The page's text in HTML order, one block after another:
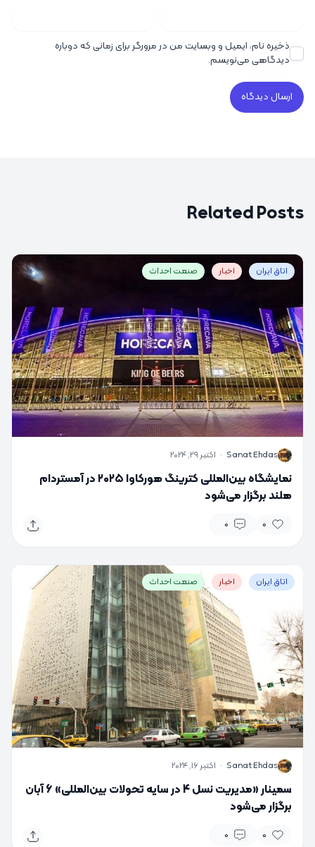
ذخیره نام، ایمیل و وبسایت من در مرورگر برای زمانی که دوباره
دیدگاهی می‌نویسم.
Related Posts
اتاق ایران اخبار صنعت احداث
S
Sanat Ehdas
· اکتبر 29, 2024
نمایشگاه بین‌المللی کترینگ هورکاوا ۲۰۲۵ در آمستردام
هلند برگزار می‌شود
0
0
اتاق ایران اخبار صنعت احداث
S
Sanat Ehdas
· اکتبر 16, 2024
سمینار «مدیریت نسل 4 در سایه تحولات بین‌المللی» 6 آبان
برگزار می‌شود
0
0